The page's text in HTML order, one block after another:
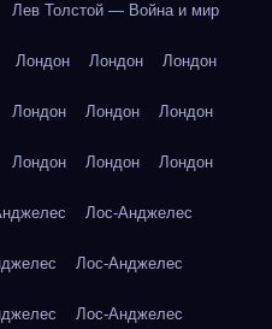
Лев Толстой — Война и мир
Лондон Лондон Лондон
Лондон Лондон Лондон
Лондон Лондон Лондон
Лос-Анджелес
Лос-Анджелес
Лос-Анджелес